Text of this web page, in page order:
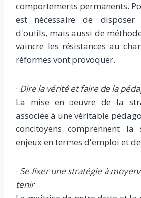
comportements permanents.
est nécessaire de disposer
d'outils, mais aussi de
vaincre les résistances au
réformes vont provoquer.
· Dire la vérité et faire de la
La mise en oeuvre de la
associée à une véritable
concitoyens comprennent
enjeux en termes d'emploi et
· Se fixer une stratégie à
tenir